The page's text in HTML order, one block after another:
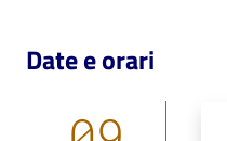
Orari
Date e orari